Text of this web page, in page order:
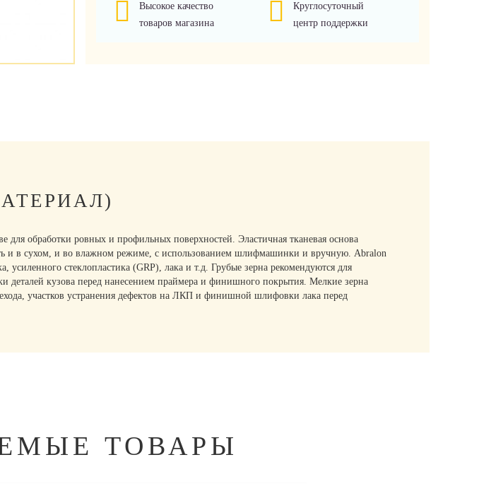
Высокое качество
товаров магазина
Круглосуточный
центр поддержки
обработки ровных и профильных поверхностей. Эластичная тканевая основа
и в сухом, и во влажном режиме, с использованием шлифмашинки и вручную. Abralon
стеклопластика (GRP), лака и т.д. Грубые зерна рекомендуются для
деталей кузова перед нанесением праймера и финишного покрытия. Мелкие зерна
участков устранения дефектов на ЛКП и финишной шлифовки лака перед
ТОВАРЫ